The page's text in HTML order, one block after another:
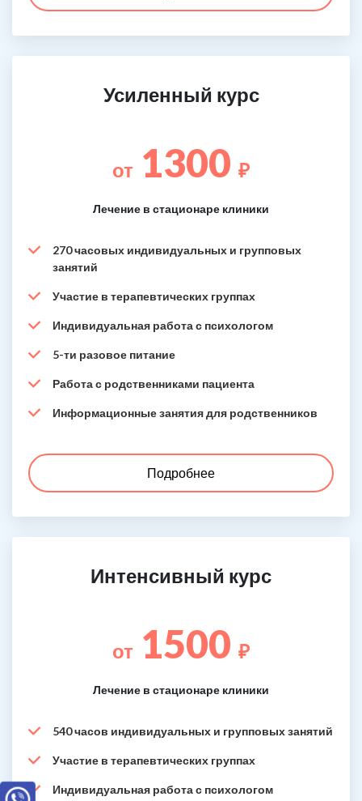
Усиленный курс
от 1300 ₽
Лечение в стационаре клиники
270 часовых индивидуальных и групповых
занятий
Участие в терапевтических группах
Индивидуальная работа с психологом
5-ти разовое питание
Работа с родственниками пациента
Информационные занятия для родственников
Подробнее
Интенсивный курс
от 1500 ₽
Лечение в стационаре клиники
540 часов индивидуальных и групповых занятий
Участие в терапевтических группах
Индивидуальная работа с психологом